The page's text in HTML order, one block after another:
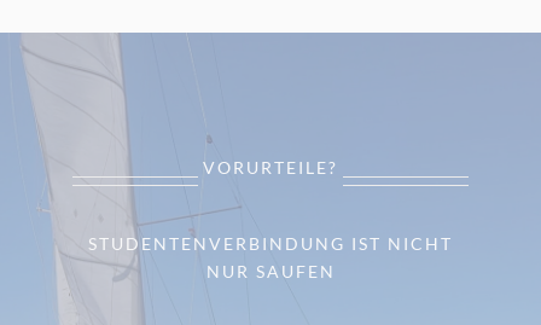
VORURTEILE?
STUDENTENVERBINDUNG IST NICHT
NUR SAUFEN